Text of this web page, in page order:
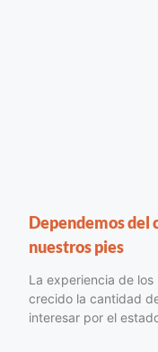
Dependemos del
nuestros pies
La experiencia de
crecido la cantidad
interesar por el